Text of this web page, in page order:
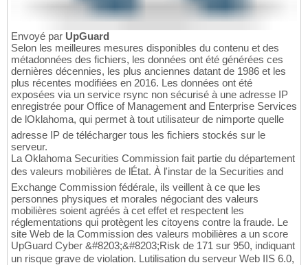
Envoyé par UpGuard
Selon les meilleures mesures disponibles du contenu et des
métadonnées des fichiers, les données ont été générées ces
dernières décennies, les plus anciennes datant de 1986 et les
plus récentes modifiées en 2016. Les données ont été
exposées via un service rsync non sécurisé à une adresse IP
enregistrée pour Office of Management and Enterprise Services
de lOklahoma, qui permet à tout utilisateur de nimporte quelle
adresse IP de télécharger tous les fichiers stockés sur le
serveur.
La Oklahoma Securities Commission fait partie du département
des valeurs mobilières de lÉtat. À l'instar de la Securities and
Exchange Commission fédérale, ils veillent à ce que les
personnes physiques et morales négociant des valeurs
mobilières soient agréés à cet effet et respectent les
réglementations qui protègent les citoyens contre la fraude. Le
site Web de la Commission des valeurs mobilières a un score
UpGuard Cyber &#8203;&#8203;Risk de 171 sur 950, indiquant
un risque grave de violation. Lutilisation du serveur Web IIS 6.0,